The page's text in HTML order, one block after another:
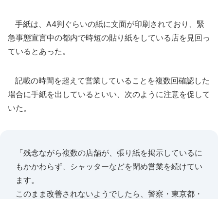
手紙は、A4判ぐらいの紙に文面が印刷されており、緊
急事態宣言中の都内で時短の貼り紙をしている店を見回っ
ているとあった。
記載の時間を超えて営業していることを複数回確認した
場合に手紙を出しているといい、次のように注意を促して
いた。
「残念ながら複数の店舗が、張り紙を掲示しているに
もかかわらず、シャッターなどを閉め営業を続けてい
ます。
このまま改善されないようでしたら、警察・東京都・